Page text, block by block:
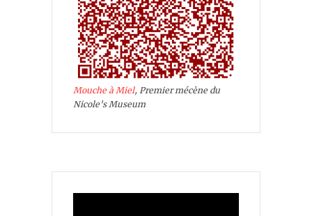
Mouche à Miel, Premier mécène du
Nicole's Museum